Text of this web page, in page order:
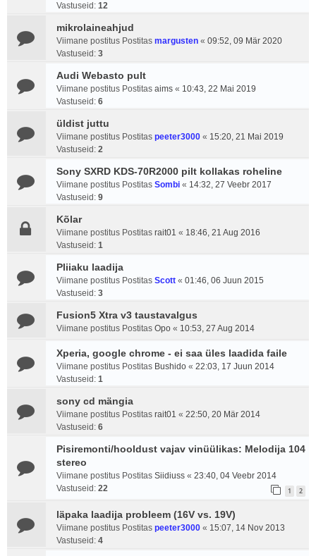
Vastuseid: 12
mikrolaineahjud
Viimane postitus Postitas margusten « 09:52, 09 Mär 2020
Vastuseid: 3
Audi Webasto pult
Viimane postitus Postitas aims « 10:43, 22 Mai 2019
Vastuseid: 6
üldist juttu
Viimane postitus Postitas peeter3000 « 15:20, 21 Mai 2019
Vastuseid: 2
Sony SXRD KDS-70R2000 pilt kollakas roheline
Viimane postitus Postitas Sombi « 14:32, 27 Veebr 2017
Vastuseid: 9
Kõlar
Viimane postitus Postitas rait01 « 18:46, 21 Aug 2016
Vastuseid: 1
Pliiaku laadija
Viimane postitus Postitas Scott « 01:46, 06 Juun 2015
Vastuseid: 3
Fusion5 Xtra v3 taustavalgus
Viimane postitus Postitas Opo « 10:53, 27 Aug 2014
Xperia, google chrome - ei saa üles laadida faile
Viimane postitus Postitas Bushido « 22:03, 17 Juun 2014
Vastuseid: 1
sony cd mängia
Viimane postitus Postitas rait01 « 22:50, 20 Mär 2014
Vastuseid: 6
Pisiremonti/hooldust vajav vinüülikas: Melodija 104
stereo
Viimane postitus Postitas Siidiuss « 23:40, 04 Veebr 2014
Vastuseid: 22 1 2
läpaka laadija probleem (16V vs. 19V)
Viimane postitus Postitas peeter3000 « 15:07, 14 Nov 2013
Vastuseid: 4